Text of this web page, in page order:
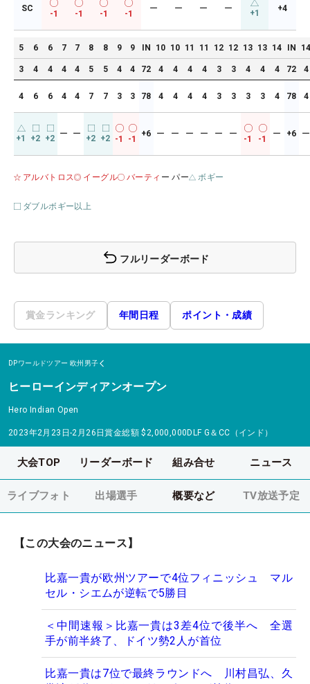
SC
-1 -1 -1 -1
ー ー ー ー +1 +4
5 6 6 7 7 8 8 9 9 IN 10 10 11 11 12 12 13 13 14 IN
3 4 4 4 4 5 5 4 4 72 4 4 4 4 3 3 4 4 4 72 4
4 6 6 4 4 7 7 3 3 78 4 4 4 4 3 3 3 3 4 78 4
+1 +2 +2 ー ー +2 +2 -1 -1
+6 ー ー ー ー ー ー
-1 -1
ー +6 ー
アルバトロス イーグル バーティ ー パー ボギー
ダブルボギー以上
フルリーダーボード
賞金ランキング 年間日程 ポイント・成績
DPワールドツアー 欧州男子
ヒーローインディアンオープン
Hero Indian Open
2023年2月23日-2月26日賞金総額 $2,000,000DLF G＆CC（インド）
大会TOP リーダーボード 組み合せ ニュース
ライブフォト 出場選手 概要など TV放送予定
【この大会のニュース】
比嘉一貴が欧州ツアーで4位フィニッシュ マル
セル・シエムが逆転で5勝目
＜中間速報＞比嘉一貴は3差4位で後半へ 全選
手が前半終了、ドイツ勢2人が首位
比嘉一貴は7位で最終ラウンドへ 川村昌弘、久